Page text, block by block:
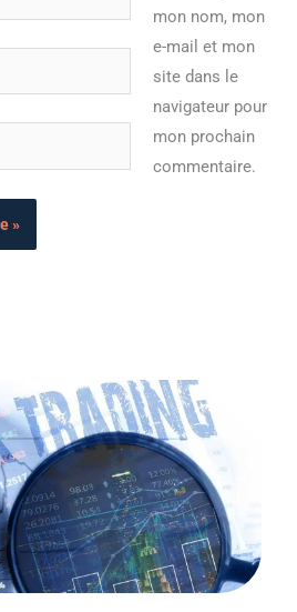
mon nom, mon
e-mail et mon
site dans le
navigateur pour
mon prochain
commentaire.